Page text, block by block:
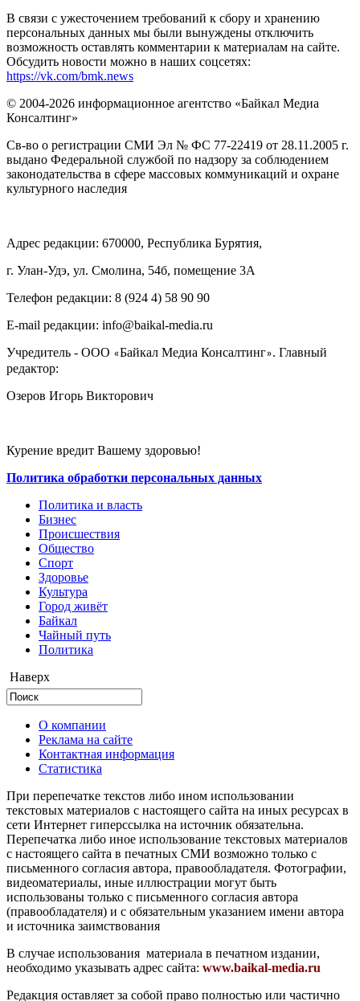
В связи с ужесточением требований к сбору и хранению
персональных данных мы были вынуждены отключить
возможность оставлять комментарии к материалам на сайте.
Обсудить новости можно в наших соцсетях:
https://vk.com/bmk.news
© 2004-2026 информационное агентство «Байкал Медиа
Консалтинг»
Св-во о регистрации СМИ Эл № ФС 77-22419 от 28.11.2005 г.
выдано Федеральной службой по надзору за соблюдением
законодательства в сфере массовых коммуникаций и охране
культурного наследия
Адрес редакции: 670000, Республика Бурятия,
г. Улан-Удэ, ул. Смолина, 54б, помещение 3А
Телефон редакции: ‎‎8 (924 4) 58 90 90
E-mail редакции: info@baikal-media.ru
Учредитель - ООО «Байкал Медиа Консалтинг». Главный
редактор:
Озеров Игорь Викторович
Курение вредит Вашему здоровью!
Политика обработки персональных данных
Политика и власть
Бизнес
Происшествия
Общество
Cпорт
Здоровье
Культура
Город живёт
Байкал
Чайный путь
Политика
Наверх
О компании
Реклама на сайте
Контактная информация
Статистика
При перепечатке текстов либо ином использовании
текстовых материалов с настоящего сайта на иных ресурсах в
сети Интернет гиперссылка на источник обязательна.
Перепечатка либо иное использование текстовых материалов
с настоящего сайта в печатных СМИ возможно только с
письменного согласия автора, правообладателя. Фотографии,
видеоматериалы, иные иллюстрации могут быть
использованы только с письменного согласия автора
(правообладателя) и с обязательным указанием имени автора
и источника заимствования
В случае использования материала в печатном издании,
необходимо указывать адрес сайта: www.baikal-media.ru
Редакция оставляет за собой право полностью или частично